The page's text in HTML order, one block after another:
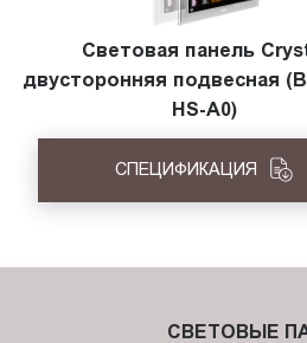
Световая панель
двусторонняя подвесная
HS-A0)
СПЕЦИФИКАЦИЯ
СВЕТОВЫЕ